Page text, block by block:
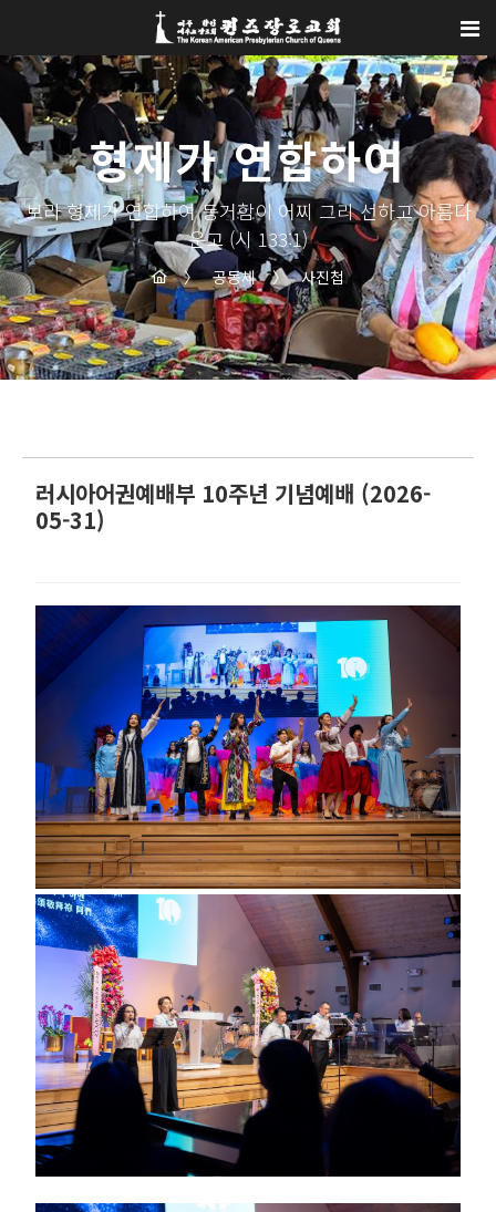
형제가 연합하여
보라 형제가 연합하여 동거함이 어찌 그리 선하고 아름다
운고 (시 133:1)
〉 공동체 〉 사진첩
러시아어권예배부 10주년 기념예배 (2026-
05-31)